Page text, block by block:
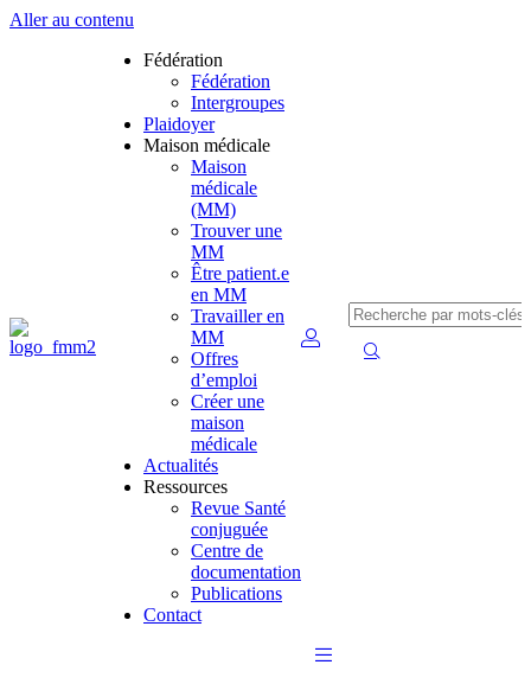
Aller au contenu
Fédération
Fédération
Intergroupes
Plaidoyer
Maison médicale
Maison
médicale
(MM)
Trouver une
MM
Être patient.e
en MM
Travailler en
MM
Offres
d’emploi
Créer une
maison
médicale
Actualités
Ressources
Revue Santé
conjuguée
Centre de
documentation
Publications
Contact